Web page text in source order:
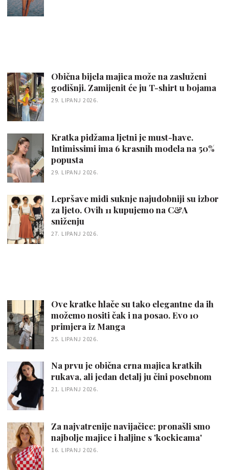
Obična bijela majica može na zasluženi
godišnji. Zamijenit će ju T-shirt u bojama
29. LIPANJ 2026.
Kratka pidžama ljetni je must-have.
Intimissimi ima 6 krasnih modela na 50%
popusta
29. LIPANJ 2026.
Lepršave midi suknje najudobniji su izbor
za ljeto. Ovih 11 kupujemo na C&A
sniženju
27. LIPANJ 2026.
Ove kratke hlače su tako elegantne da ih
možemo nositi čak i na posao. Evo 10
primjera iz Manga
25. LIPANJ 2026.
Na prvu je obična crna majica kratkih
rukava, ali jedan detalj ju čini posebnom
21. LIPANJ 2026.
Za najvatrenije navijačice: pronašli smo
najbolje majice i haljine s 'kockicama'
16. LIPANJ 2026.